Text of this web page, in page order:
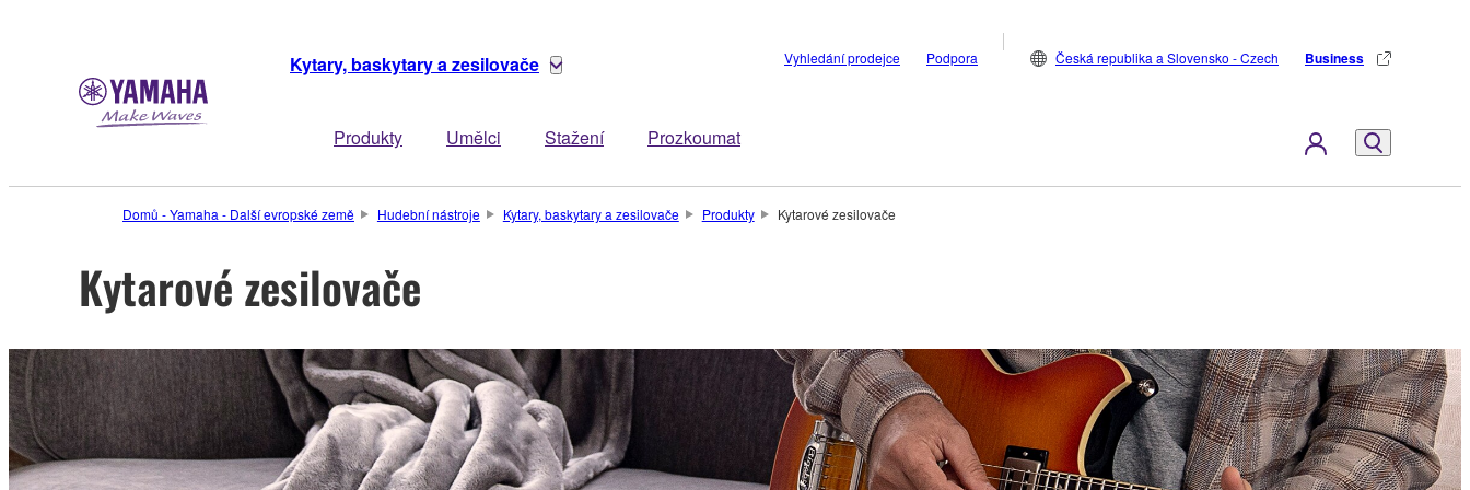
Kytary, baskytary a zesilovače
Produkty Umělci Stažení Prozkoumat
Vyhledání prodejce Podpora Česká republika a Slovensko - Czech Business
Domů - Yamaha - Další evropské země Hudební nástroje Kytary, baskytary a zesilovače Produkty Kytarové zesilovače
Kytarové zesilovače